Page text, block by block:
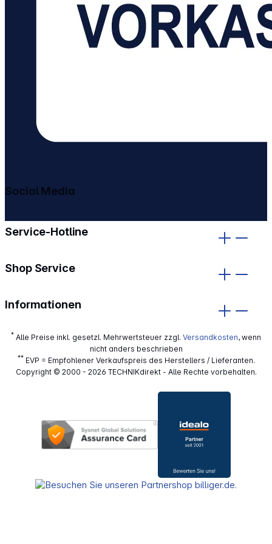
Service-Hotline
Shop Service
Informationen
Social Media
* Alle Preise inkl. gesetzl. Mehrwertsteuer zzgl. Versandkosten, wenn
nicht anders beschrieben
**EVP = Empfohlener Verkaufspreis des Herstellers / Lieferanten.
Copyright © 2000 - 2026 TECHNIKdirekt - Alle Rechte vorbehalten.